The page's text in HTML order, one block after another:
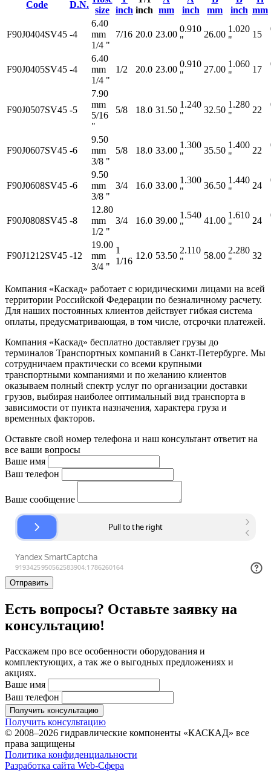
Code D.N.
size inch inch mm
inch
mm
inch mm
F90J0404SV45 -4
6.40
mm
1/4 "
7/16 20.0 23.00
0.910
"
26.00
1.020
"
15
F90J0405SV45 -4
6.40
mm
1/4 "
1/2 20.0 23.00
0.910
"
27.00
1.060
"
17
F90J0507SV45 -5
7.90
mm
5/16
"
5/8 18.0 31.50
1.240
"
32.50
1.280
"
22
F90J0607SV45 -6
9.50
mm
3/8 "
5/8 18.0 33.00
1.300
"
35.50
1.400
"
22
F90J0608SV45 -6
9.50
mm
3/8 "
3/4 16.0 33.00
1.300
"
36.50
1.440
"
24
F90J0808SV45 -8
12.80
mm
1/2 "
3/4 16.0 39.00
1.540
"
41.00
1.610
"
24
F90J1212SV45 -12
19.00
mm
3/4 "
1
1/16
12.0 53.50
2.110
"
58.00
2.280
"
32
Компания «Каскад» работает с юридическими лицами на всей
территории Российской Федерации по безналичному расчету.
Для наших постоянных клиентов действует гибкая система
оплаты, предусматривающая, в том числе, отсрочки платежей.
Компания «Каскад» бесплатно доставляет грузы до
терминалов Транспортных компаний в Санкт-Петербурге. Мы
сотрудничаем практически со всеми крупными
транспортными компаниями и по желанию клиентов
оказываем полный спектр услуг по организации доставки
грузов, выбирая наиболее оптимальный вид транспорта в
зависимости от пункта назначения, характера груза и
временных факторов.
Оставьте свой номер телефона и наш консультант ответит на
все ваши вопросы
Ваше имя
Ваш телефон
Ваше сообщение
Отправить
Есть вопросы? Оставьте заявку на
консультацию!
Расскажем про все особенности оборудования и
комплектующих, а так же о выгодных предложениях и
акциях.
Ваше имя
Ваш телефон
Получить консультацию
Получить консультацию
© 2008–2026 гидравлические компоненты «КАСКАД» все
права защищены
Политика конфиденциальности
Разработка сайта Web-Сфера